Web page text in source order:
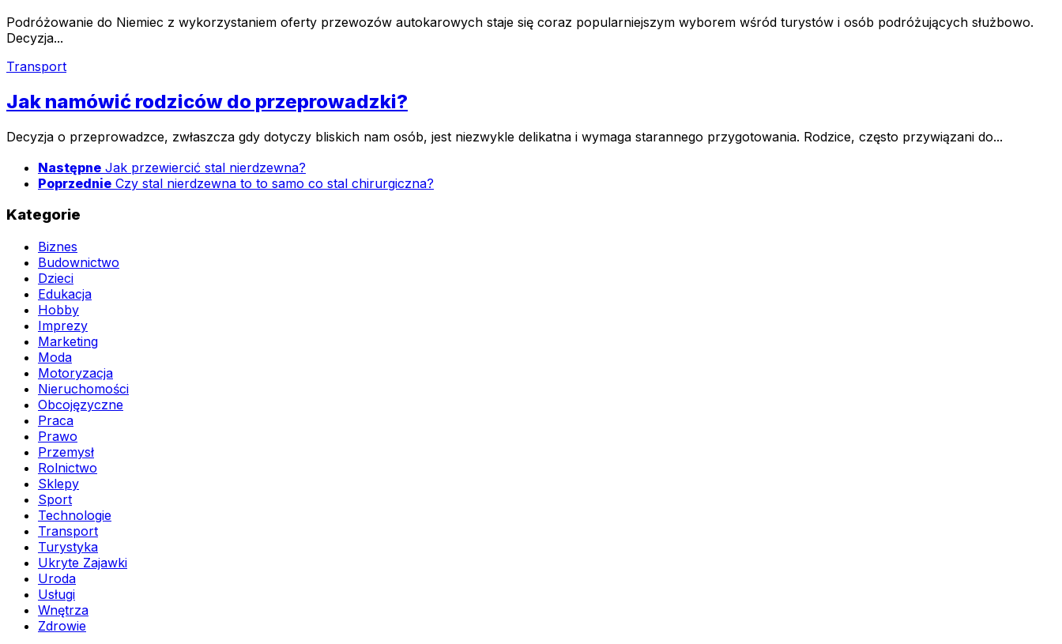
Podróżowanie do Niemiec z wykorzystaniem oferty przewozów autokarowych staje się coraz popularniejszym wyborem wśród turystów i osób podróżujących służbowo.
Decyzja...
Transport
Jak namówić rodziców do przeprowadzki?
Decyzja o przeprowadzce, zwłaszcza gdy dotyczy bliskich nam osób, jest niezwykle delikatna i wymaga starannego przygotowania. Rodzice, często przywiązani do...
Następne Jak przewiercić stal nierdzewna?
Poprzednie Czy stal nierdzewna to to samo co stal chirurgiczna?
Kategorie
Biznes
Budownictwo
Dzieci
Edukacja
Hobby
Imprezy
Marketing
Moda
Motoryzacja
Nieruchomości
Obcojęzyczne
Praca
Prawo
Przemysł
Rolnictwo
Sklepy
Sport
Technologie
Transport
Turystyka
Ukryte Zajawki
Uroda
Usługi
Wnętrza
Zdrowie